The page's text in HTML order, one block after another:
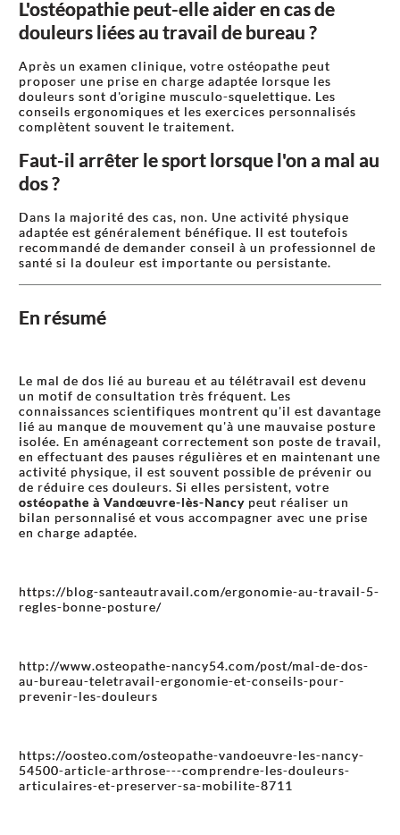
L'ostéopathie peut-elle aider en cas de
douleurs liées au travail de bureau ?
Après un examen clinique, votre ostéopathe peut
proposer une prise en charge adaptée lorsque les
douleurs sont d'origine musculo-squelettique. Les
conseils ergonomiques et les exercices personnalisés
complètent souvent le traitement.
Faut-il arrêter le sport lorsque l'on a mal au
dos ?
Dans la majorité des cas, non. Une activité physique
adaptée est généralement bénéfique. Il est toutefois
recommandé de demander conseil à un professionnel de
santé si la douleur est importante ou persistante.
En résumé
Le mal de dos lié au bureau et au télétravail est devenu
un motif de consultation très fréquent. Les
connaissances scientifiques montrent qu'il est davantage
lié au manque de mouvement qu'à une mauvaise posture
isolée. En aménageant correctement son poste de travail,
en effectuant des pauses régulières et en maintenant une
activité physique, il est souvent possible de prévenir ou
de réduire ces douleurs. Si elles persistent, votre
ostéopathe à Vandœuvre-lès-Nancy peut réaliser un
bilan personnalisé et vous accompagner avec une prise
en charge adaptée.
https://blog-santeautravail.com/ergonomie-au-travail-5-
regles-bonne-posture/
http://www.osteopathe-nancy54.com/post/mal-de-dos-
au-bureau-teletravail-ergonomie-et-conseils-pour-
prevenir-les-douleurs
https://oosteo.com/osteopathe-vandoeuvre-les-nancy-
54500-article-arthrose---comprendre-les-douleurs-
articulaires-et-preserver-sa-mobilite-8711